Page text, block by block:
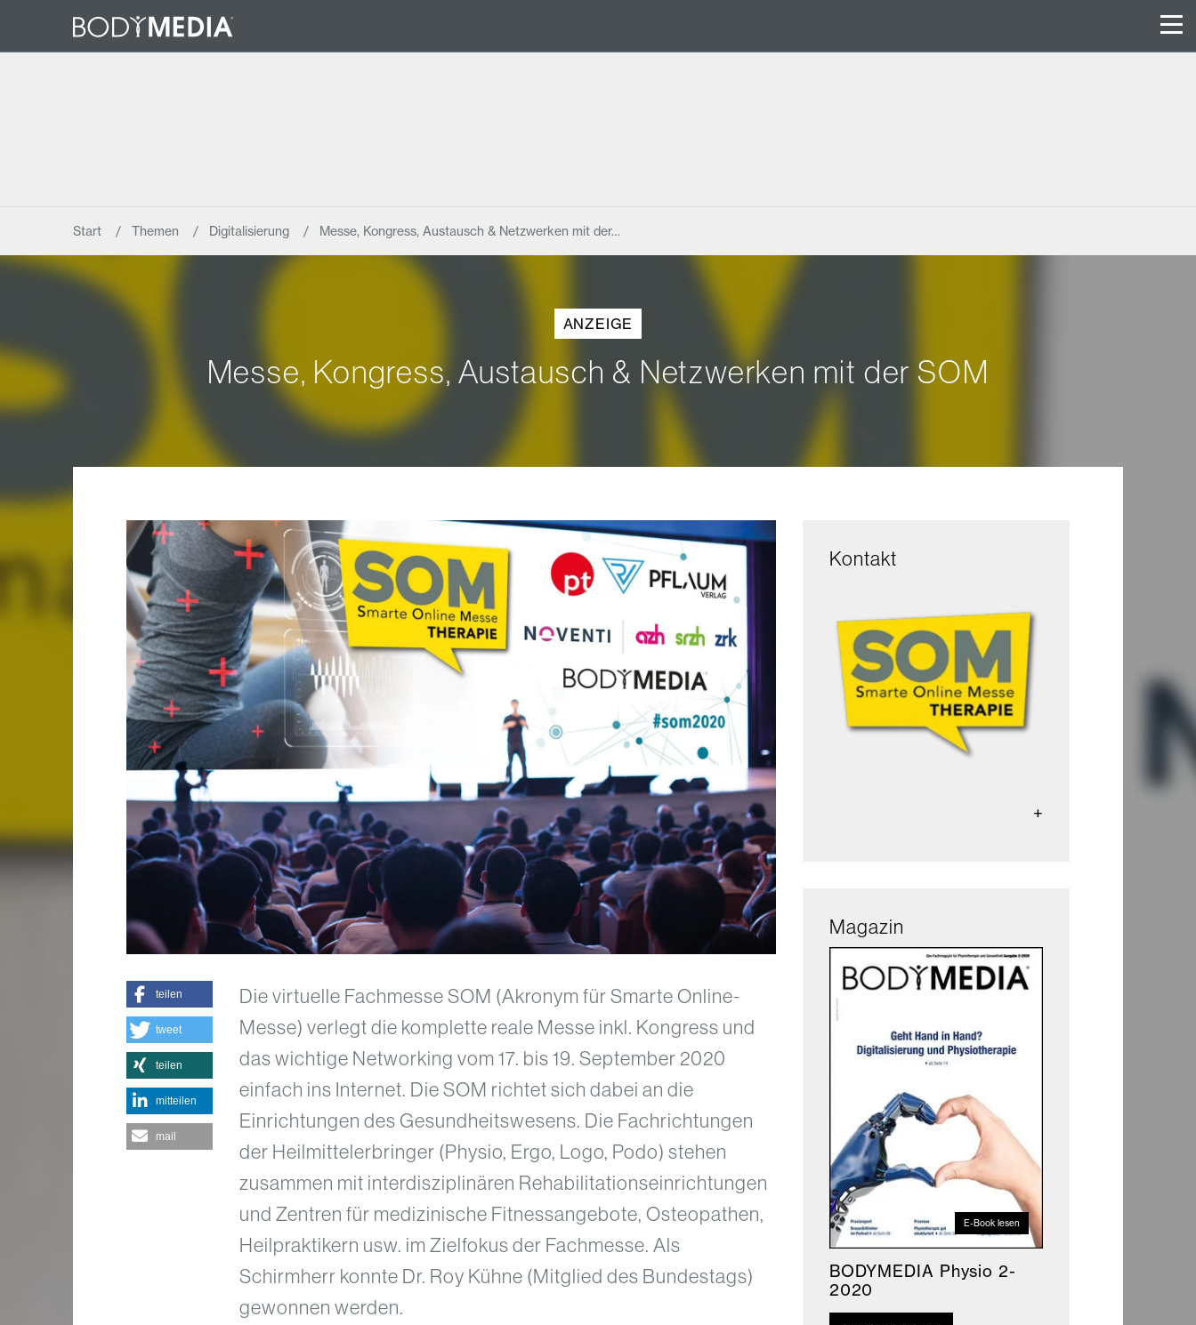
Start Themen Digitalisierung Messe, Kongress, Austausch & Netzwerken mit der…
ANZEIGE
Messe, Kongress, Austausch & Netzwerken mit der SOM
Die virtuelle Fachmesse SOM (Akronym für Smarte Online-
Messe) verlegt die komplette reale Messe inkl. Kongress und
das wichtige Networking vom 17. bis 19. September 2020
einfach ins Internet. Die SOM richtet sich dabei an die
Einrichtungen des Gesundheitswesens. Die Fachrichtungen
der Heilmittelerbringer (Physio, Ergo, Logo, Podo) stehen
zusammen mit interdisziplinären Rehabilitationseinrichtungen
und Zentren für medizinische Fitnessangebote, Osteopathen,
Heilpraktikern usw. im Zielfokus der Fachmesse. Als
Schirmherr konnte Dr. Roy Kühne (Mitglied des Bundestags)
gewonnen werden.
teilen
tweet
teilen
mitteilen
mail
Kontakt
Magazin
E-Book lesen
BODYMEDIA Physio 2-
2020